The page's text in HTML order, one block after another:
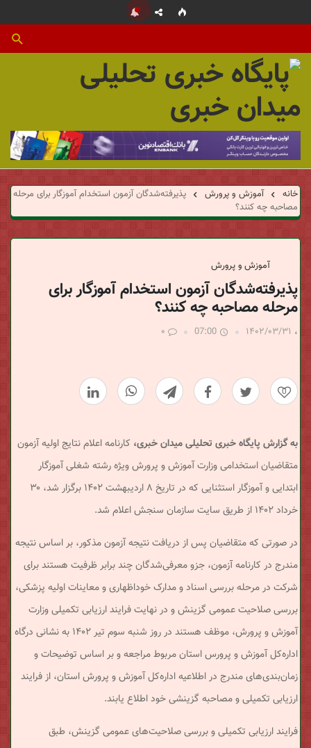
م
ی
د
ا
ن
خ
ب
ر
ی
خانه آموزش و پرورش
پذیرفته‌شدگان آزمون استخدام آموزگار برای مرحله
مصاحبه چه کنند؟
آموزش و پرورش
پذیرفته‌شدگان آزمون استخدام آموزگار برای
مرحله مصاحبه چه کنند؟
، ۱۴۰۲/۰۳/۳۱ 07:00 ۰
0
به گزارش پایگاه خبری تحلیلی میدان خبری، کارنامه اعلام نتایج اولیه آزمون
متقاضیان استخدامی وزارت آموزش و پرورش ویژه رشته شغلی آموزگار
ابتدایی و آموزگار استثنایی که در تاریخ ۸ اردیبهشت ۱۴۰۲ برگزار شد، ۳۰
خرداد ۱۴۰۲ از طریق سایت سازمان سنجش اعلام شد.
در صورتی که متقاضیان پس از دریافت نتیجه آزمون مذکور، بر اساس نتیجه
مندرج در کارنامه آزمون، جزو معرفی‌شدگان چند برابر ظرفیت هستند برای
شرکت در مرحله بررسی اسناد و مدارک خوداظهاری و معاینات اولیه پزشکی،
بررسی صلاحیت عمومی گزینش و در نهایت فرایند ارزیابی تکمیلی وزارت
آموزش و پرورش، موظف هستند در روز شنبه سوم تیر ۱۴۰۲ به نشانی درگاه
اداره‌کل آموزش و پرورس استان‌ مربوط مراجعه و بر اساس توضیحات و
زمان‌بندی‌های مندرج در اطلاعیه اداره‌کل آموزش و پرورش استان، از فرایند
ارزیابی تکمیلی و مصاحبه گزینشی خود اطلاع یابند.
فرایند ارزیابی تکمیلی و بررسی صلاحیت‌های عمومی گزینش، طبق